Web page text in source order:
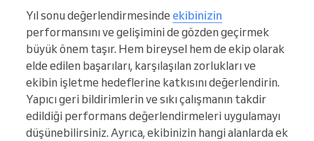
Yıl sonu değerlendirmesinde ekibinizin
performansını ve gelişimini de gözden geçirmek
büyük önem taşır. Hem bireysel hem de ekip olarak
elde edilen başarıları, karşılaşılan zorlukları ve
ekibin işletme hedeflerine katkısını değerlendirin.
Yapıcı geri bildirimlerin ve sıkı çalışmanın takdir
edildiği performans değerlendirmeleri uygulamayı
düşünebilirsiniz. Ayrıca, ekibinizin hangi alanlarda ek